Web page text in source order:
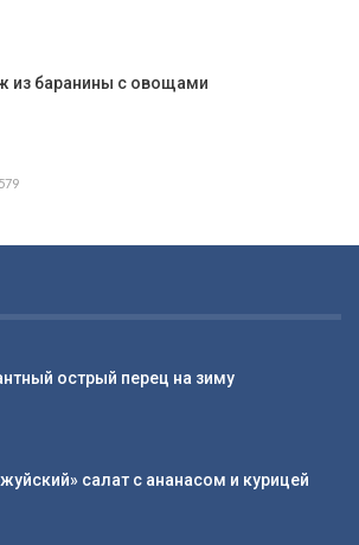
из баранины с овощами
острый перец на зиму
салат с ананасом и курицей